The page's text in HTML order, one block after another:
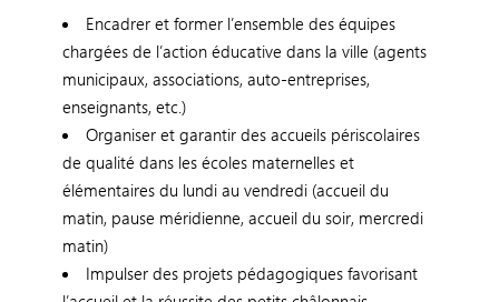
Encadrer et former l’ensemble des équipes
chargées de l’action éducative dans la ville (agents
municipaux, associations, auto-entreprises,
enseignants, etc.)
Organiser et garantir des accueils périscolaires
de qualité dans les écoles maternelles et
élémentaires du lundi au vendredi (accueil du
matin, pause méridienne, accueil du soir, mercredi
matin)
Impulser des projets pédagogiques favorisant